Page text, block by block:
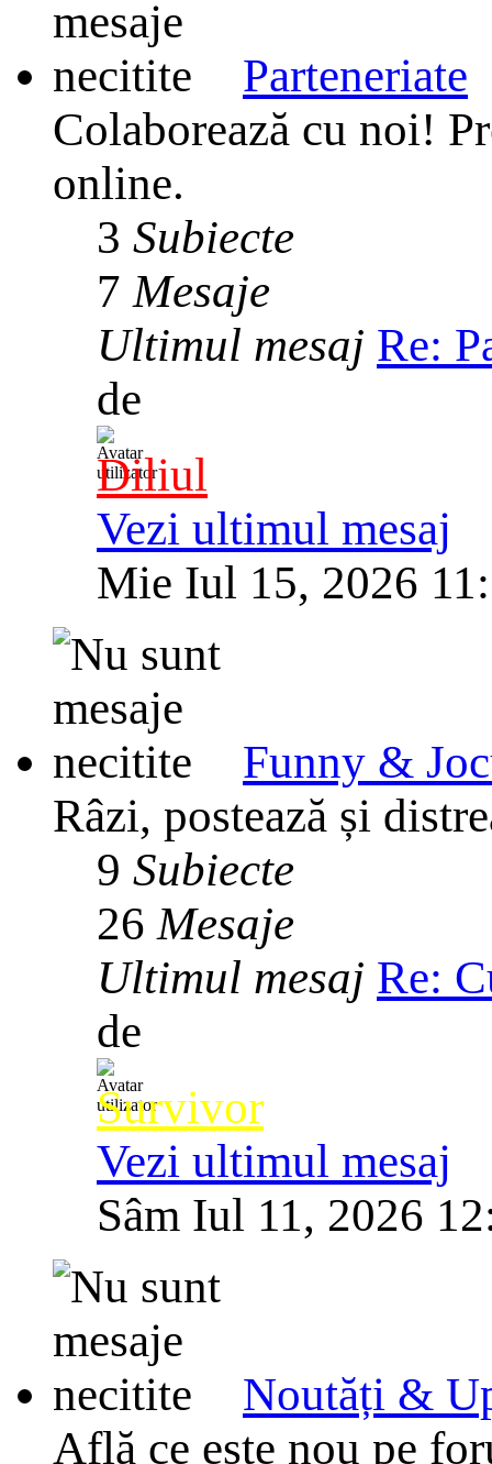
Parteneriate
Colaborează cu noi!
online.
3 Subiecte
7Mesaje
Ultimul mesaj Re:
de
Diliul
Vezi ultimul mesaj
Mie Iul 15, 2026
Funny &
Râzi, postează și
9 Subiecte
26Mesaje
Ultimul mesaj Re:
de
Survivor
Vezi ultimul mesaj
Sâm Iul 11, 2026
Noutăți &
Află ce este nou pe